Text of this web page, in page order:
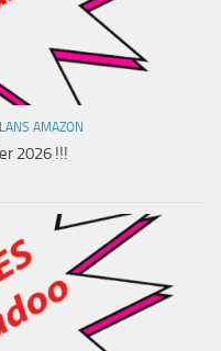
AMAZON
2026 !!!